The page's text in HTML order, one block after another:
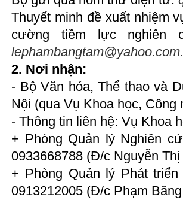
Thuyết minh đề xuất nhiệm
cường tiềm lực
2. Nơi nhận:
- Bộ Văn hóa, Thể thao và
Nội (qua Vụ Khoa học,
- Thông tin liên hệ: Vụ Khoa
+ Phòng Quản lý Nghiên
0933668788 (Đ/c Nguyễn
+ Phòng Quản lý Phát
0913212005 (Đ/c Phạm